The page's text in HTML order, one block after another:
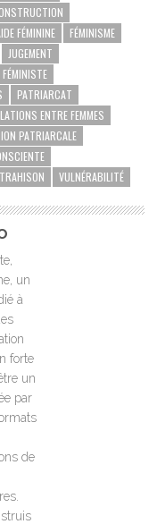
FÉMININE
FÉMINISME
JUGEMENT
PATRIARCAT
ENTRE FEMMES
PATRIARCALE
TRAHISON VULNÉRABILITÉ
un
à
forte
un
par
de